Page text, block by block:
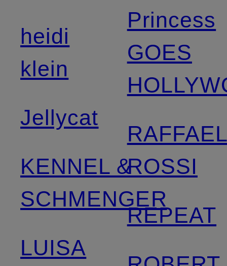
heidi
klein
Jellycat
KENNEL &
SCHMENGER
LUISA
Princess
GOES
ROSSI
REPEAT